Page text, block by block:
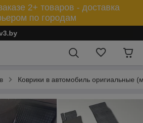
2+ товаров - доставка
по городам
Коврики в автомобиль оригиальные